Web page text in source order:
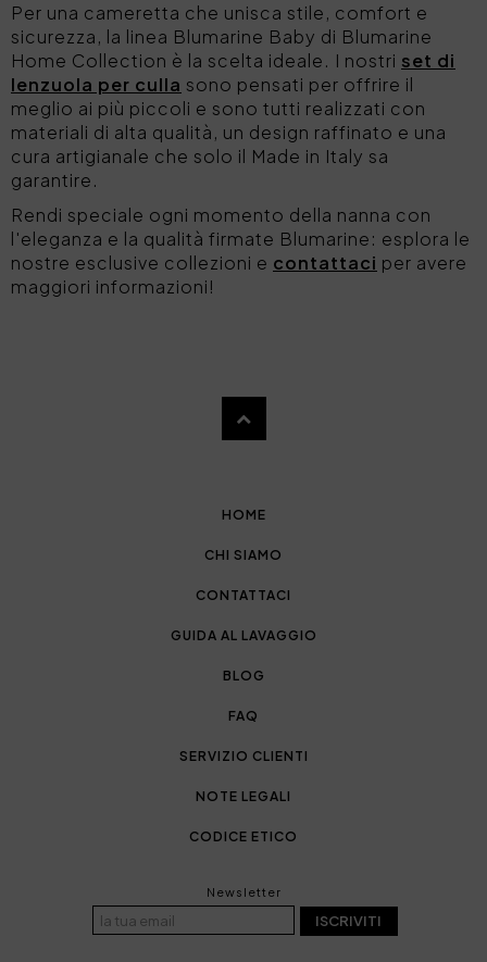
Per una cameretta che unisca stile, comfort e
sicurezza, la linea Blumarine Baby di Blumarine
Home Collection è la scelta ideale. I nostri set di
lenzuola per culla sono pensati per offrire il
meglio ai più piccoli e sono tutti realizzati con
materiali di alta qualità, un design raffinato e una
cura artigianale che solo il Made in Italy sa
garantire.
Rendi speciale ogni momento della nanna con
l'eleganza e la qualità firmate Blumarine: esplora le
nostre esclusive collezioni e contattaci per avere
maggiori informazioni!
HOME
CHI SIAMO
CONTATTACI
GUIDA AL LAVAGGIO
BLOG
FAQ
SERVIZIO CLIENTI
NOTE LEGALI
CODICE ETICO
Newsletter
ISCRIVITI